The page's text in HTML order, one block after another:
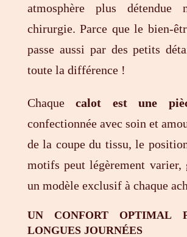
atmosphère plus
chirurgie. Parce que le bien-
passe aussi par des petits
toute la différence !
Chaquecalot est une
confectionnée avec soin et
de la coupe du tissu, le
motifs peut légèrement varier,
un modèle exclusif à chaque
UN CONFORT OPTIMAL
LONGUES JOURNÉES